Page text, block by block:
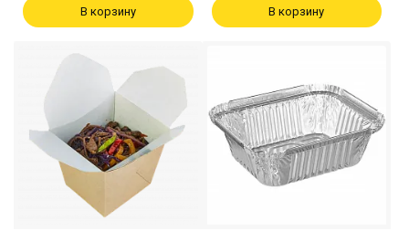
В корзину В корзину